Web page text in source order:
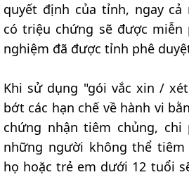
quyết định của tỉnh, ngay
có triệu chứng sẽ được
nghiệm đã được tỉnh phê
Khi sử dụng "gói vắc xin /
bớt các hạn chế về hành vi
chứng nhận tiêm chủng,
những người không thể
họ hoặc trẻ em dưới 12 tuổi